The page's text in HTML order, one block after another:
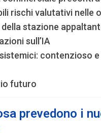
rischi valutativi nelle
stazione
sull’IA
contenzioso
futuro
prevedono i